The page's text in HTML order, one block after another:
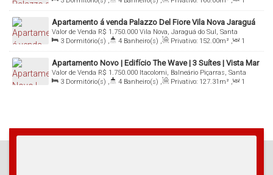
Catarina, Brasil
Sala(s) , 3 Suíte(s) , 2 Vaga(s)
Apartamento á venda Palazzo Del Fiore Vila Nova Jaraguá
do Sul
R$ 1.750.000
Valor de Venda
Vila Nova, Jaraguá do Sul, Santa
Catarina, Brasil
3 Dormitório(s) , 4 Banheiro(s) , Privativo: 152.00m² ,
1
Sala(s) , 3 Suíte(s) , 2 Vaga(s)
Apartamento Novo | Edifício The Wave | 3 Suítes | Vista Mar
| Balneário Piçarras
R$ 1.750.000
Valor de Venda
Itacolomi, Balneário Piçarras, Santa
Catarina, Brasil
3 Dormitório(s) , 4 Banheiro(s) , Privativo: 127.31 m² ,
1